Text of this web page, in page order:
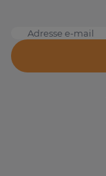
Adresse e-mail